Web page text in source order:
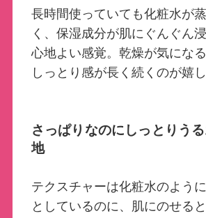
長時間使っていても化粧水が
く、保湿成分が肌にぐんぐん
心地よい感覚。乾燥が気になる
しっとり感が長く続くのが嬉し
さっぱりなのにしっとりう
地
テクスチャーは化粧水のよう
としているのに、肌にのせる